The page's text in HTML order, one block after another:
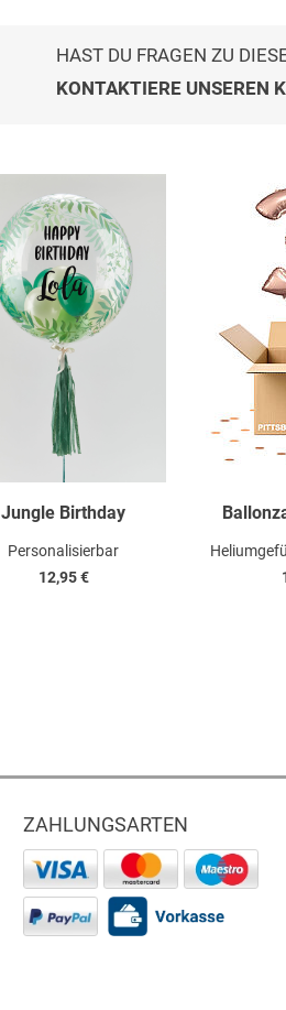
HAST DU FRAGEN ZU
KONTAKTIERE UNSEREN
Jungle Birthday
Personalisierbar
12,95 €
ZAHLUNGSARTEN